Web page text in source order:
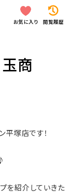
お気に入り 閲覧履歴
商
平塚店です！
を紹介していきた